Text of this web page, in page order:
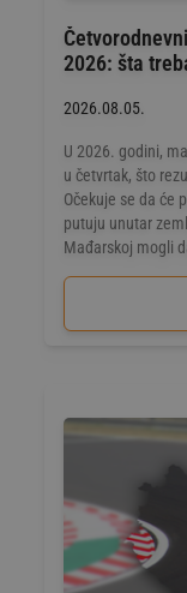
2026: šta
2026.08.05.
U 2026. godini,
u četvrtak, što
Očekuje se da će
putuju unutar
Mađarskoj mogli